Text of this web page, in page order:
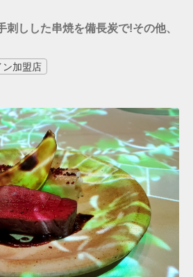
刺しした串焼を備長炭で!その他、
ン加盟店